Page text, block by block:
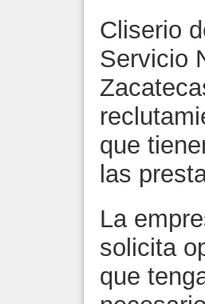
Cliserio
Servicio
que
las
La
solicita
que